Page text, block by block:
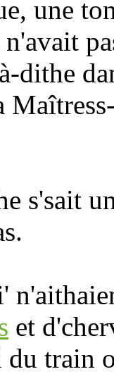
une
dithe
s'sait
et
train